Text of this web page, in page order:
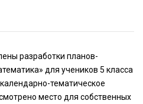
разработки планов-
для учеников 5 класса
тематическое
место для собственных